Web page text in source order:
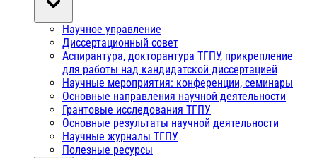
Научное управление
Диссертационный совет
Аспирантура, докторантура ТГПУ, прикрепление
для работы над кандидатской диссертацией
Научные мероприятия: конференции, семинары
Основные направления научной деятельности
Грантовые исследования ТГПУ
Основные результаты научной деятельности
Научные журналы ТГПУ
Полезные ресурсы